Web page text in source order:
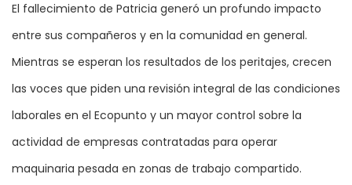
El fallecimiento de Patricia generó un profundo impacto
entre sus compañeros y en la comunidad en general.
Mientras se esperan los resultados de los peritajes, crecen
las voces que piden una revisión integral de las condiciones
laborales en el Ecopunto y un mayor control sobre la
actividad de empresas contratadas para operar
maquinaria pesada en zonas de trabajo compartido.